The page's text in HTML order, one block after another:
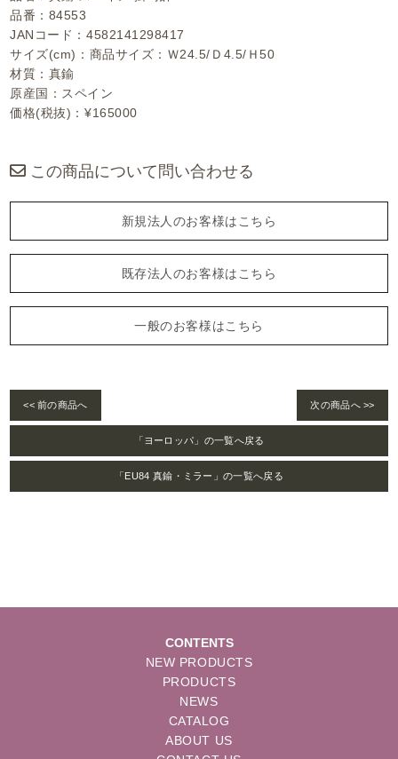
品番：84553
JANコード：4582141298417
サイズ(cm)：商品サイズ：Ｗ24.5/Ｄ4.5/Ｈ50
材質：真鍮
原産国：スペイン
価格(税抜)：¥165000
この商品について問い合わせる
新規法人のお客様はこちら
既存法人のお客様はこちら
一般のお客様はこちら
<< 前の商品へ 次の商品へ >>
「ヨーロッパ」の一覧へ戻る
「EU84 真鍮・ミラー」の一覧へ戻る
CONTENTS
NEW PRODUCTS
PRODUCTS
NEWS
CATALOG
ABOUT US